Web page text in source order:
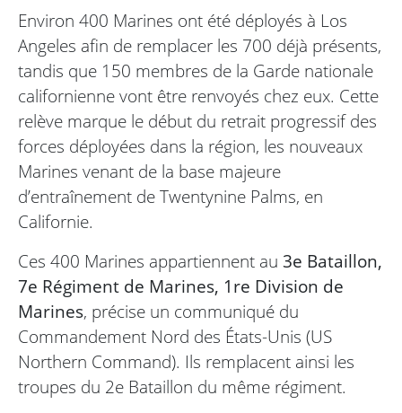
Environ 400 Marines ont été déployés à Los
Angeles afin de remplacer les 700 déjà présents,
tandis que 150 membres de la Garde nationale
californienne vont être renvoyés chez eux. Cette
relève marque le début du retrait progressif des
forces déployées dans la région, les nouveaux
Marines venant de la base majeure
d’entraînement de Twentynine Palms, en
Californie.
Ces 400 Marines appartiennent au 3e Bataillon,
7e Régiment de Marines, 1re Division de
Marines, précise un communiqué du
Commandement Nord des États-Unis (US
Northern Command). Ils remplacent ainsi les
troupes du 2e Bataillon du même régiment.